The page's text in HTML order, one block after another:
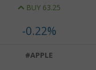
BUY 63.25
-0.22%
#APPLE